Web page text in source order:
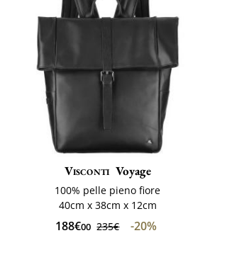
Visconti Voyage
100% pelle pieno fiore
40cm x 38cm x 12cm
188€00 235€ -20%